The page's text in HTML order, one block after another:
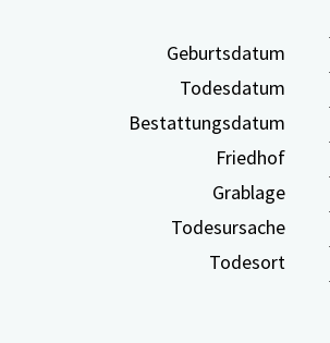
Geburtsdatum
Todesdatum
Bestattungsdatum
Friedhof
Grablage
Todesursache
Todesort